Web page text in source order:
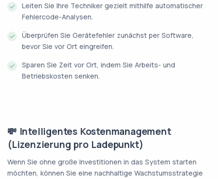
Leiten Sie Ihre Techniker gezielt mithilfe automatischer
Fehlercode-Analysen.
Überprüfen Sie Gerätefehler zunächst per Software,
bevor Sie vor Ort eingreifen.
Sparen Sie Zeit vor Ort, indem Sie Arbeits- und
Betriebskosten senken.
💸 Intelligentes Kostenmanagement
(Lizenzierung pro Ladepunkt)
Wenn Sie ohne große Investitionen in das System starten
möchten, können Sie eine nachhaltige Wachstumsstrategie